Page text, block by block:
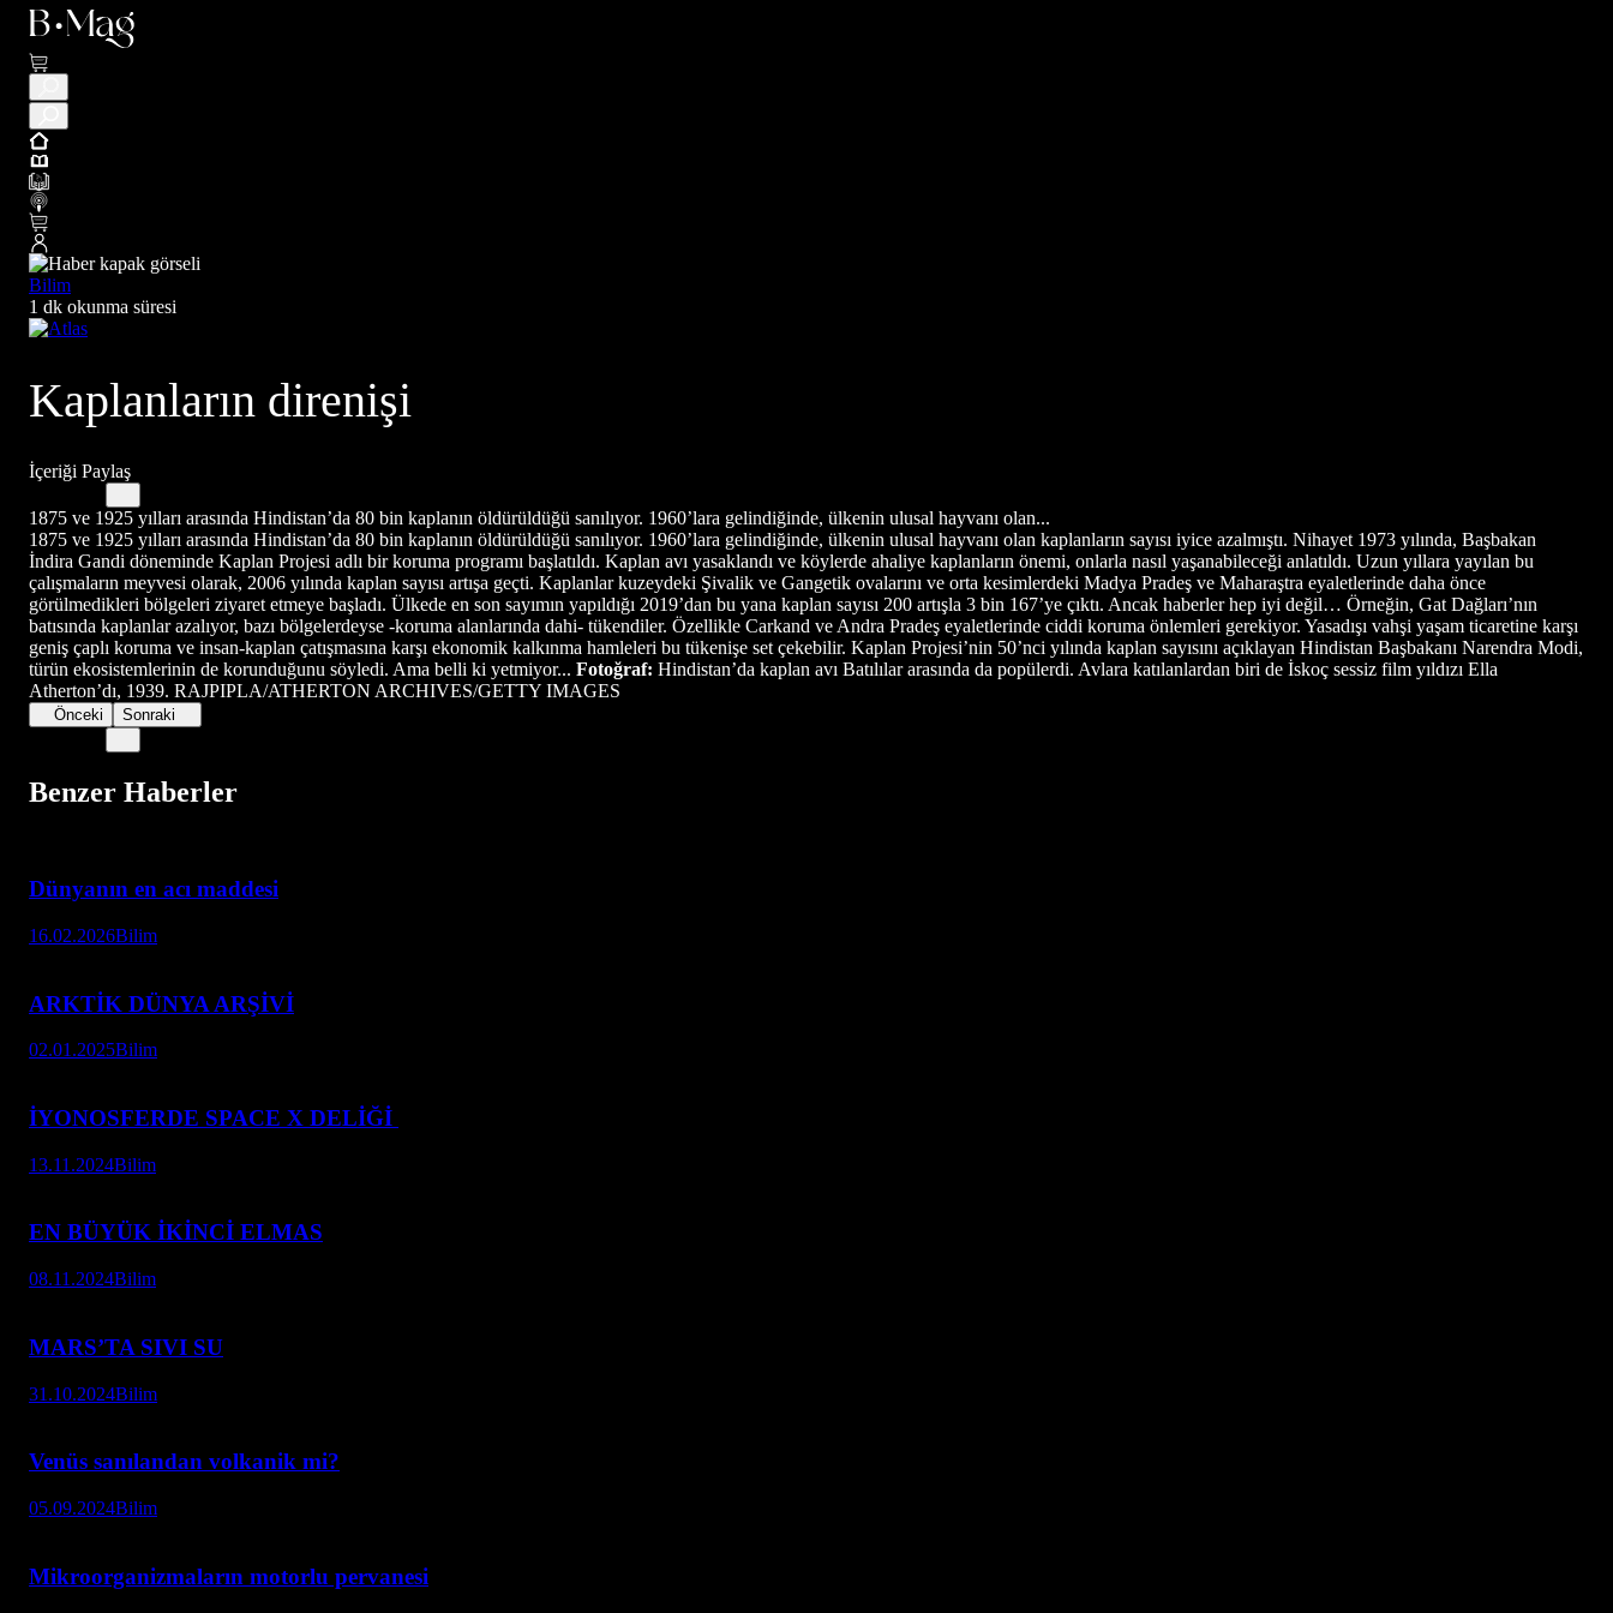
Bilim
1 dk okunma süresi
Kaplanların direnişi
İçeriği Paylaş
1875 ve 1925 yılları arasında Hindistan’da 80 bin kaplanın öldürüldüğü sanılıyor. 1960’lara gelindiğinde, ülkenin ulusal hayvanı olan...
1875 ve 1925 yılları arasında Hindistan’da 80 bin kaplanın öldürüldüğü sanılıyor. 1960’lara gelindiğinde, ülkenin ulusal hayvanı olan kaplanların sayısı iyice azalmıştı. Nihayet 1973 yılında, Başbakan
İndira Gandi döneminde Kaplan Projesi adlı bir koruma programı başlatıldı. Kaplan avı yasaklandı ve köylerde ahaliye kaplanların önemi, onlarla nasıl yaşanabileceği anlatıldı. Uzun yıllara yayılan bu
çalışmaların meyvesi olarak, 2006 yılında kaplan sayısı artışa geçti. Kaplanlar kuzeydeki Şivalik ve Gangetik ovalarını ve orta kesimlerdeki Madya Pradeş ve Maharaştra eyaletlerinde daha önce
görülmedikleri bölgeleri ziyaret etmeye başladı. Ülkede en son sayımın yapıldığı 2019’dan bu yana kaplan sayısı 200 artışla 3 bin 167’ye çıktı. Ancak haberler hep iyi değil… Örneğin, Gat Dağları’nın
batısında kaplanlar azalıyor, bazı bölgelerdeyse -koruma alanlarında dahi- tükendiler. Özellikle Carkand ve Andra Pradeş eyaletlerinde ciddi koruma önlemleri gerekiyor. Yasadışı vahşi yaşam ticaretine karşı
geniş çaplı koruma ve insan-kaplan çatışmasına karşı ekonomik kalkınma hamleleri bu tükenişe set çekebilir. Kaplan Projesi’nin 50’nci yılında kaplan sayısını açıklayan Hindistan Başbakanı Narendra Modi,
türün ekosistemlerinin de korunduğunu söyledi. Ama belli ki yetmiyor... Fotoğraf: Hindistan’da kaplan avı Batılılar arasında da popülerdi. Avlara katılanlardan biri de İskoç sessiz film yıldızı Ella
Atherton’dı, 1939. RAJPIPLA/ATHERTON ARCHIVES/GETTY IMAGES
Önceki Sonraki
Benzer Haberler
Dünyanın en acı maddesi
16.02.2026Bilim
ARKTİK DÜNYA ARŞİVİ
02.01.2025Bilim
İYONOSFERDE SPACE X DELİĞİ
13.11.2024Bilim
EN BÜYÜK İKİNCİ ELMAS
08.11.2024Bilim
MARS’TA SIVI SU
31.10.2024Bilim
Venüs sanılandan volkanik mi?
05.09.2024Bilim
Mikroorganizmaların motorlu pervanesi